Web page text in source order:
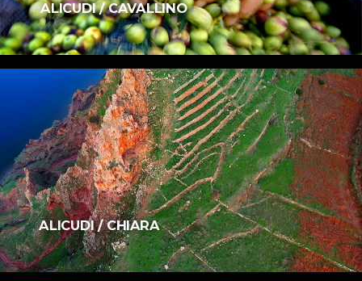
ALICUDI / CAVALLINO
ALICUDI / CHIARA